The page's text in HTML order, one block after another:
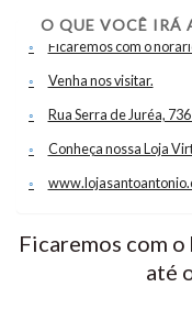
O QUE VOCÊ IRÁ
Ficaremos com o
Venha nos visitar.
Rua Serra de Juréa,
Conheça nossa Loja
Ficaremos com
até